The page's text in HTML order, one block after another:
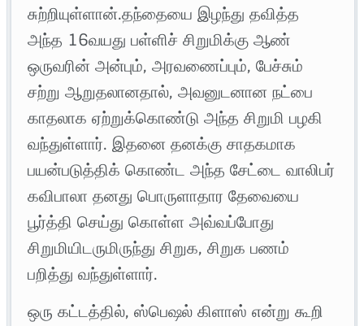
சுற்றியுள்ளான்.தந்தையை இழந்து தவித்த
அந்த 16வயது பள்ளிச் சிறுமிக்கு ஆண்
ஒருவரின் அன்பும், அரவணைப்பும், பேச்சும்
சற்று ஆறுதலானதால், அவனுடனான நட்பை
காதலாக ஏற்றுக்கொண்டு அந்த சிறுமி பழகி
வந்துள்ளார். இதனை தனக்கு சாதகமாக
பயன்படுத்திக் கொண்ட அந்த சேட்டை வாலிபர்
கவிபாலா தனது பொருளாதார தேவையை
பூர்த்தி செய்து கொள்ள அவ்வப்போது
சிறுமியிடருமிருந்து சிறுக, சிறுக பணம்
பறித்து வந்துள்ளார்.
ஒரு கட்டத்தில், ஸ்பெஷல் கிளாஸ் என்று கூறி